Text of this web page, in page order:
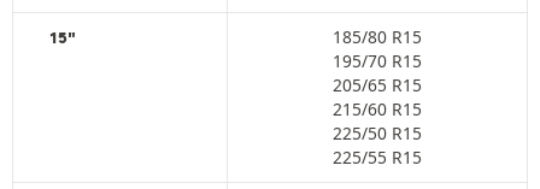
15"
185/80 R15
195/70 R15
205/65 R15
215/60 R15
225/50 R15
225/55 R15